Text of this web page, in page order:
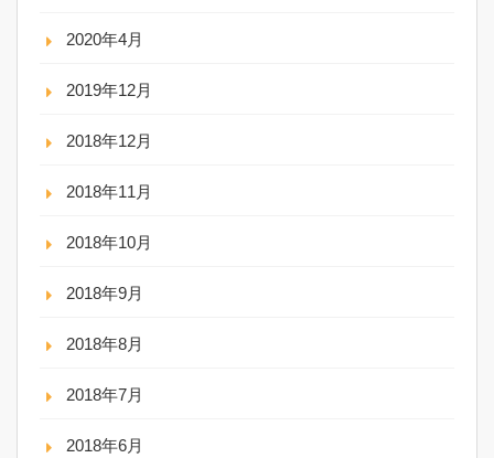
2020年4月
2019年12月
2018年12月
2018年11月
2018年10月
2018年9月
2018年8月
2018年7月
2018年6月